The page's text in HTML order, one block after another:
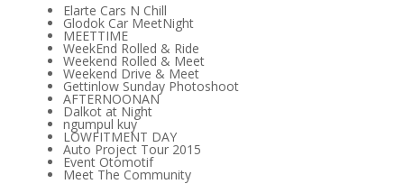
Elarte Cars N Chill
Glodok Car MeetNight
MEETTIME
WeekEnd Rolled & Ride
Weekend Rolled & Meet
Weekend Drive & Meet
Gettinlow Sunday Photoshoot
AFTERNOONAN
Dalkot at Night
ngumpul kuy
LOWFITMENT DAY
Auto Project Tour 2015
Event Otomotif
Meet The Community